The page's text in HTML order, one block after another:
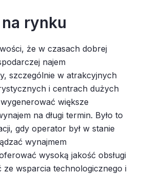
rynku
że w czasach dobrej
najem
szczególnie w atrakcyjnych
i centrach dużych
większe
na długi termin. Było to
gdy operator był w stanie
wynajmem
wysoką jakość obsługi
ze wsparcia technologicznego i